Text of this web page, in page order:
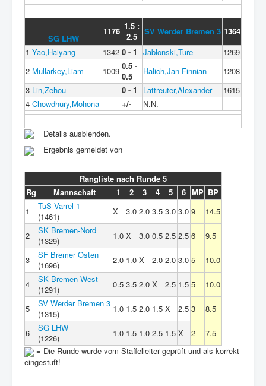
SG LHW
1176 1.5 :
2.5
SV Werder Bremen 3 1364
1 Yao,Haiyang 1342 0 - 1 Jablonski,Ture
1269
2 Mullarkey,Liam 1009 0.5 -
0.5
Halich,Jan Finnian
1208
3 Lin,Zehou 0 - 1 Lattreuter,Alexander
1615
4 Chowdhury,Mohona +/- N.N.
= Details ausblenden.
= Ergebnis gemeldet von
Rangliste nach Runde 5
Rg
Mannschaft 1 2 3 4 5 6 MP BP
1
TuS Varrel 1
(1461)
X 3.0 2.0 3.5 3.0 3.0 9 14.5
2
SK Bremen-Nord
(1329)
1.0 X 3.0 0.5 2.5 2.5 6 9.5
3
SF Bremer Osten
(1696)
2.0 1.0 X 2.0 2.0 3.0 5 10.0
4
SK Bremen-West
(1291)
0.5 3.5 2.0 X 2.5 1.5 5 10.0
5
SV Werder Bremen 3
(1315)
1.0 1.5 2.0 1.5 X 2.5 3 8.5
6
SG LHW
(1226)
1.0 1.5 1.0 2.5 1.5 X 2
7.5
= Die Runde wurde vom Staffelleiter geprüft und als korrekt
eingestuft!